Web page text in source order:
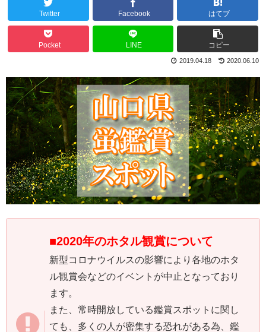
Twitter Facebook はてブ
Pocket LINE コピー
2020.06.10
2019.04.18
■2020年のホタル観賞について
新型コロナウイルスの影響により各地のホタ
ル観賞会などのイベントが中止となっており
ます。
また、常時開放している鑑賞スポットに関し
ても、多くの人が密集する恐れがある為、鑑